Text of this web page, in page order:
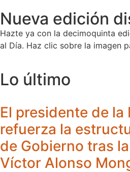
Nueva edición
Hazte ya con la decimoquinta
al Día. Haz clic sobre la imagen
Lo último
El presidente de la
refuerza la
de Gobierno tras
Víctor Alonso